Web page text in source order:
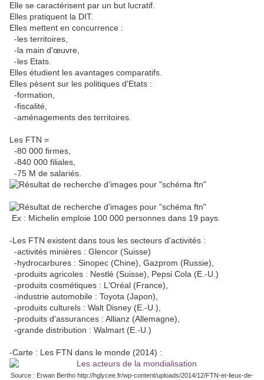
Elle se caractérisent par un but lucratif.
Elles pratiquent la DIT.
Elles mettent en concurrence :
-les territoires,
-la main d'œuvre,
-les Etats.
Elles étudient les avantages comparatifs.
Elles pèsent sur les politiques d'Etats :
-formation,
-fiscalité,
-aménagements des territoires.
Les FTN =
-80 000 firmes,
-840 000 filiales,
-75 M de salariés.
Ex : Michelin emploie 100 000 personnes dans 19 pays.
-Les FTN existent dans tous les secteurs d'activités :
-activités minières : Glencor (Suisse)
-hydrocarbures : Sinopec (Chine), Gazprom (Russie),
-produits agricoles : Nestlé (Suisse), Pepsi Cola (E.-U.)
-produits cosmétiques : L'Oréal (France),
-industrie automobile : Toyota (Japon),
-produits culturels : Walt Disney (E.-U.),
-produits d'assurances : Allianz (Allemagne),
-grande distribution : Walmart (E.-U.)
-Carte : Les FTN dans le monde (2014) :
Source : Erwan Bertho http://hglycee.fr/wp-content/uploads/2014/12/FTN-et-lieux-de-